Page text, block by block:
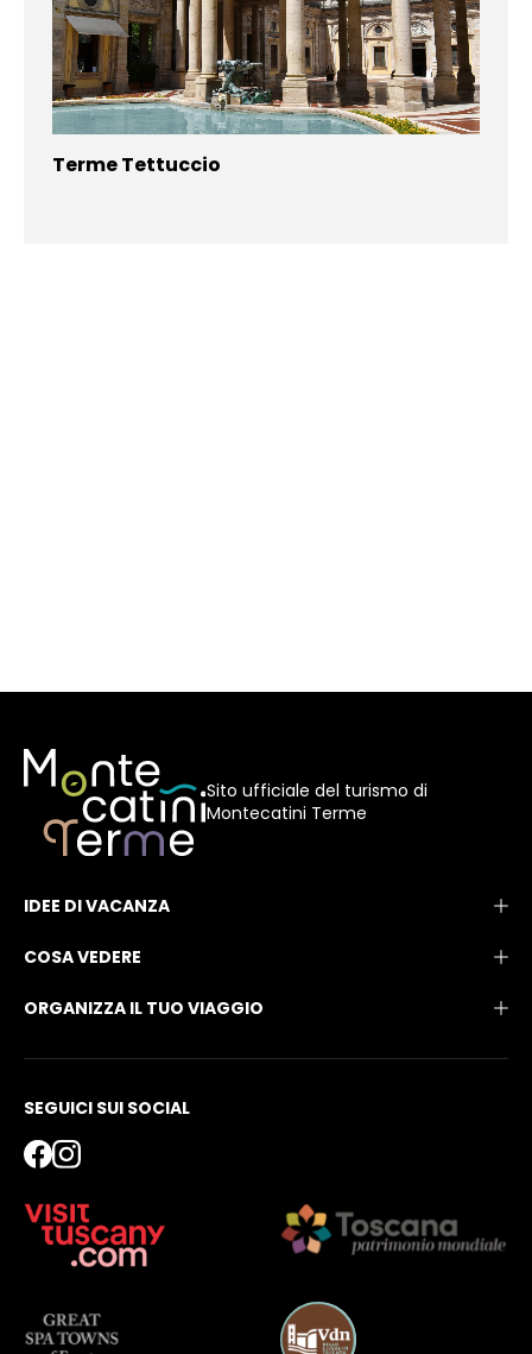
Terme Tettuccio
Sito ufficiale del turismo di
Montecatini Terme
IDEE DI VACANZA
COSA VEDERE
ORGANIZZA IL TUO VIAGGIO
SEGUICI SUI SOCIAL